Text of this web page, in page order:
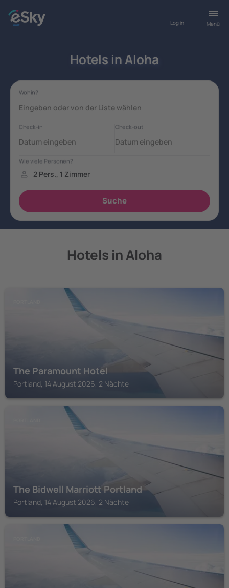
Menü
Log in
Hotels in Aloha
Hotels in Aloha
The Paramount Hotel
Portland, 14 August 2026, 2 Nächte
The Bidwell Marriott Portland
Portland, 14 August 2026, 2 Nächte